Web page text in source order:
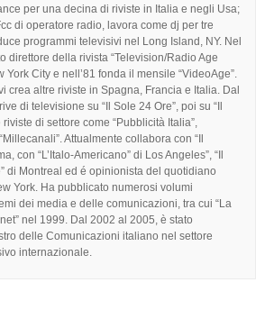
per una decina di riviste in Italia e negli Usa;
di operatore radio, lavora come dj per tre
programmi televisivi nel Long Island, NY. Nel
direttore della rivista “Television/Radio Age
York City e nell’81 fonda il mensile “VideoAge”.
crea altre riviste in Spagna, Francia e Italia. Dal
di televisione su “Il Sole 24 Ore”, poi su “Il
di settore come “Pubblicità Italia”,
Attualmente collabora con “Il
con “L’Italo-Americano” di Los Angeles”, “Il
di Montreal ed é opinionista del quotidiano
York. Ha pubblicato numerosi volumi
dei media e delle comunicazioni, tra cui “La
nel 1999. Dal 2002 al 2005, è stato
delle Comunicazioni italiano nel settore
internazionale.